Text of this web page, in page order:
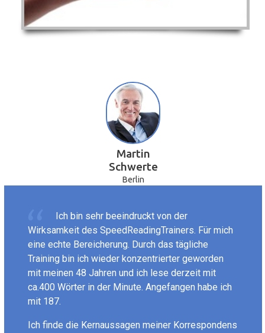
Martin
Schwerte
Berlin
Ich bin sehr beeindruckt von der
Wirksamkeit des SpeedReadingTrainers. Für mich
eine echte Bereicherung. Durch das tägliche
Training bin ich wieder konzentrierter geworden
mit meinen 48 Jahren und ich lese derzeit mit
ca.400 Wörter in der Minute. Angefangen habe ich
mit 187.
Ich finde die Kernaussagen meiner Korrespondens